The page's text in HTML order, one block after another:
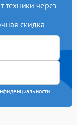
техники через
скидка